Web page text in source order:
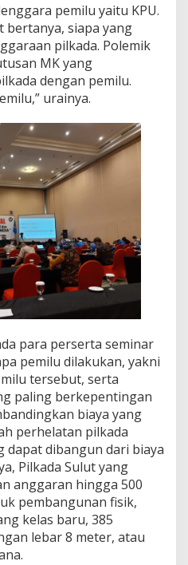
pemilu yaitu KPU.
bertanya, siapa yang
pilkada. Polemik
MK yang
dengan pemilu.
urainya.
para perserta seminar
pemilu dilakukan, yakni
tersebut, serta
paling berkepentingan
biaya yang
perhelatan pilkada
dapat dibangun dari biaya
Pilkada Sulut yang
anggaran hingga 500
pembangunan fisik,
kelas baru, 385
lebar 8 meter, atau